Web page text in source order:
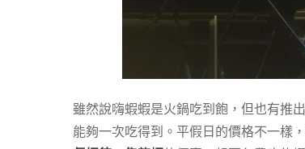
雖然說嗨蝦蝦是火鍋吃到飽，但也有推
能夠一次吃得到。平假日的價格不一樣